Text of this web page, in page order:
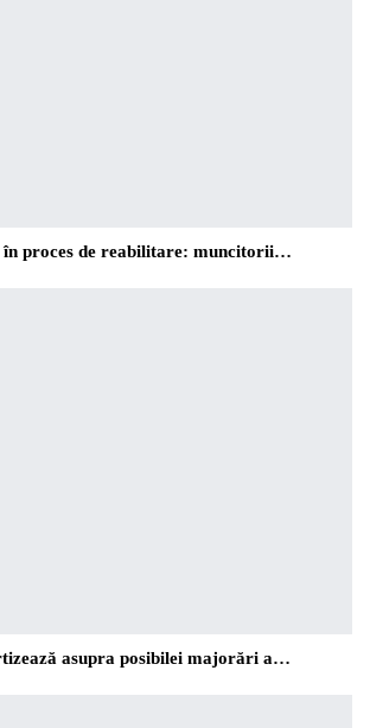
în proces de reabilitare: muncitorii…
asupra posibilei majorări a…